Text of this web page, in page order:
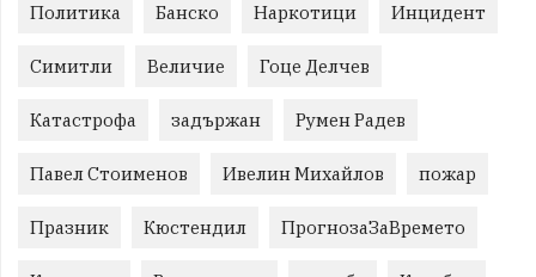
Политика Банско Наркотици Инцидент
Симитли Величие Гоце Делчев
Катастрофа задържан Румен Радев
Павел Стоименов Ивелин Михайлов пожар
Празник Кюстендил ПрогнозаЗаВремето